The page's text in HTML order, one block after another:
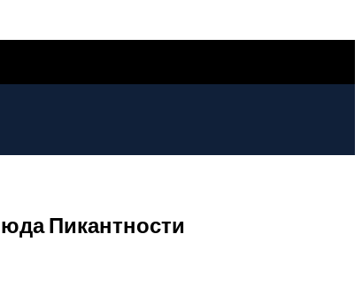
Пикантности